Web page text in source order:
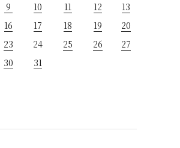
9 10 11 12
13
16 17 18 19
20
23 24 25 26
27
30
31